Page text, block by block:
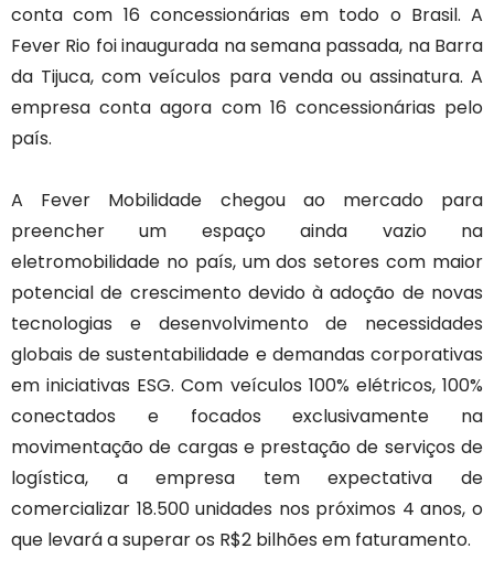
conta com 16 concessionárias em todo o Brasil. A
Fever Rio foi inaugurada na semana passada, na Barra
da Tijuca, com veículos para venda ou assinatura. A
empresa conta agora com 16 concessionárias pelo
país.
A Fever Mobilidade chegou ao mercado para
preencher um espaço ainda vazio na
eletromobilidade no país, um dos setores com maior
potencial de crescimento devido à adoção de novas
tecnologias e desenvolvimento de necessidades
globais de sustentabilidade e demandas corporativas
em iniciativas ESG. Com veículos 100% elétricos, 100%
conectados e focados exclusivamente na
movimentação de cargas e prestação de serviços de
logística, a empresa tem expectativa de
comercializar 18.500 unidades nos próximos 4 anos, o
que levará a superar os R$2 bilhões em faturamento.